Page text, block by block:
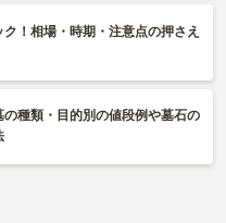
！相場・時期・注意点の押さえ
種類・目的別の値段例や墓石の